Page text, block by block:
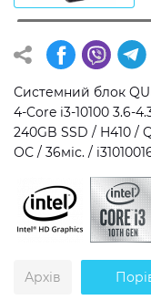
Операційна
Windows 11 Home
Windows 11 Pro
Без ОС
Додатково
RGB-
Розблокований
Надшвидкий M.2
Системний блок
4-Core i3-10100 3.6-
240GB SSD / H410 /
ОС / 36міс. /
Архів